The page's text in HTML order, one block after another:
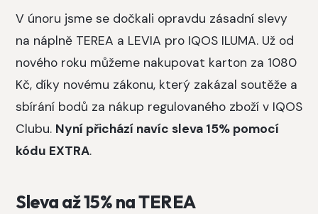
V únoru jsme se dočkali opravdu zásadní slevy
na náplně TEREA a LEVIA pro IQOS ILUMA. Už od
nového roku můžeme nakupovat karton za 1080
Kč, díky novému zákonu, který zakázal soutěže a
sbírání bodů za nákup regulovaného zboží v IQOS
Clubu. Nyní přichází navíc sleva 15% pomocí
kódu EXTRA.
Sleva až 15% na TEREA